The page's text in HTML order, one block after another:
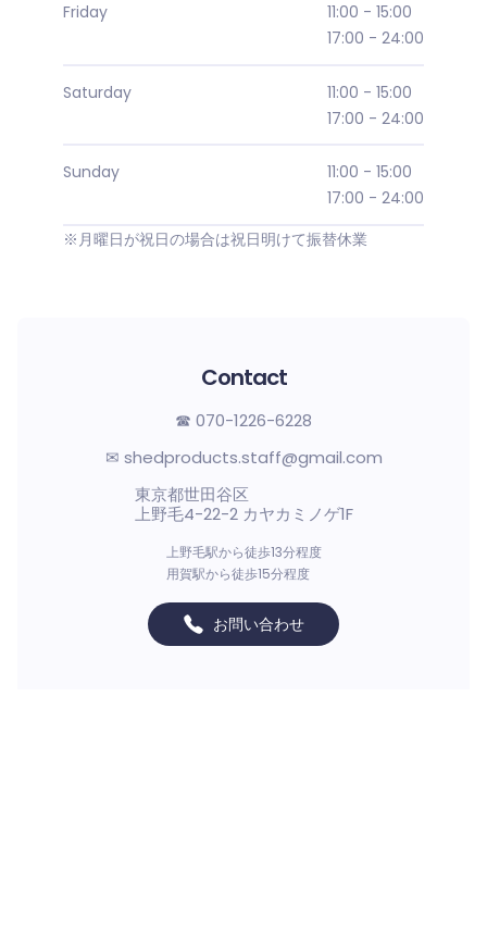
Contact
☎︎ 070-1226-6228
✉︎ shedproducts.staff@gmail.com
東京都世田谷区
上野毛4-22-2 カヤカミノゲ1F
上野毛駅から徒歩13分程度
用賀駅から徒歩15分程度
お問い合わせ
Friday
11:00 - 15:00
17:00 - 24:00
Saturday
11:00 - 15:00
17:00 - 24:00
Sunday
11:00 - 15:00
17:00 - 24:00
※月曜日が祝日の場合は祝日明けて振替休業